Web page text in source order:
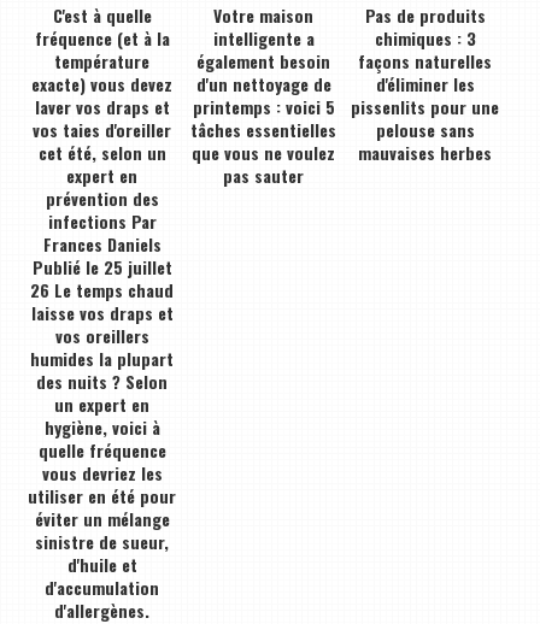
C'est à quelle
fréquence (et à la
température
exacte) vous devez
laver vos draps et
vos taies d'oreiller
cet été, selon un
expert en
prévention des
infections Par
Frances Daniels
Publié le 25 juillet
26 Le temps chaud
laisse vos draps et
vos oreillers
humides la plupart
des nuits ? Selon
un expert en
hygiène, voici à
quelle fréquence
vous devriez les
utiliser en été pour
éviter un mélange
sinistre de sueur,
d'huile et
d'accumulation
d'allergènes.
Votre maison
intelligente a
également besoin
d'un nettoyage de
printemps : voici 5
tâches essentielles
que vous ne voulez
pas sauter
Pas de produits
chimiques : 3
façons naturelles
d'éliminer les
pissenlits pour une
pelouse sans
mauvaises herbes